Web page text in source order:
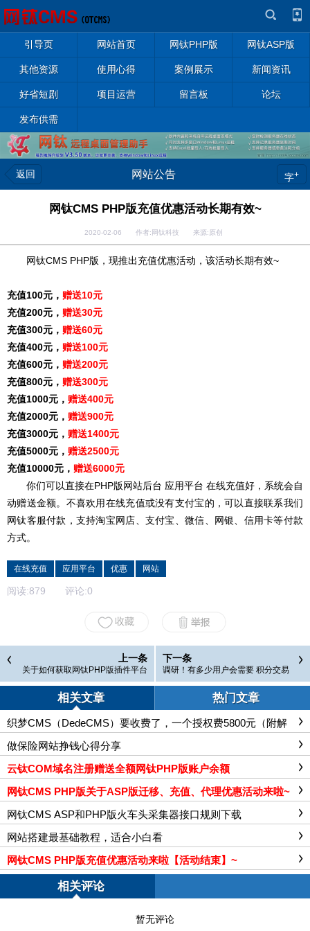
引导页 网站首页 网钛PHP版 网钛ASP版
其他资源 使用心得 案例展示 新闻资讯
好省短剧 项目运营 留言板 论坛
发布供需
返回 网站公告 字+
网钛CMS PHP版充值优惠活动长期有效~
2020-02-06 作者:网钛科技 来源:原创
网钛CMS PHP版，现推出充值优惠活动，该活动长期有效~
充值100元， 赠送10元
充值200元， 赠送30元
充值300元， 赠送60元
充值400元， 赠送100元
充值600元， 赠送200元
充值800元， 赠送300元
充值1000元， 赠送400元
充值2000元， 赠送900元
充值3000元， 赠送1400元
充值5000元， 赠送2500元
充值10000元， 赠送6000元
你们可以直接在PHP版网站后台 应用平台 在线充值好，系统会自
动赠送金额。不喜欢用在线充值或没有支付宝的，可以直接联系我们
网钛客服付款，支持淘宝网店、支付宝、微信、网银、信用卡等付款
方式。
在线充值 应用平台 优惠 网站
阅读:879 评论:0
上一条
关于如何获取网钛PHP版插件平台
下一条
调研！有多少用户会需要 积分交易
相关文章 热门文章
织梦CMS（DedeCMS）要收费了，一个授权费5800元（附解
决办法）
做保险网站挣钱心得分享
云钛COM域名注册赠送全额网钛PHP版账户余额
网钛CMS PHP版关于ASP版迁移、充值、代理优惠活动来啦~
网钛CMS ASP和PHP版火车头采集器接口规则下载
网站搭建最基础教程，适合小白看
网钛CMS PHP版充值优惠活动来啦【活动结束】~
相关评论
暂无评论